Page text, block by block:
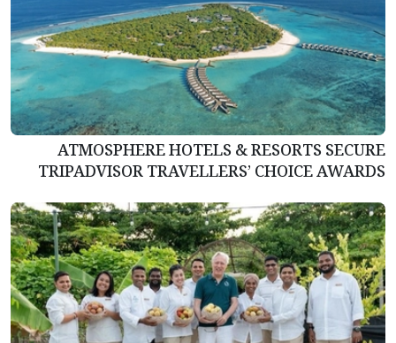
ATMOSPHERE HOTELS & RESORTS SECURE
TRIPADVISOR TRAVELLERS’ CHOICE AWARDS